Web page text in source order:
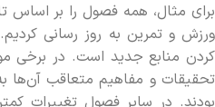
برای مثال، همه فصول را بر اساس
ورزش و تمرین به روز رسانی
کردن منابع جدید است. در برخی
تحقیقات و مفاهیم متعاقب آن‌ها